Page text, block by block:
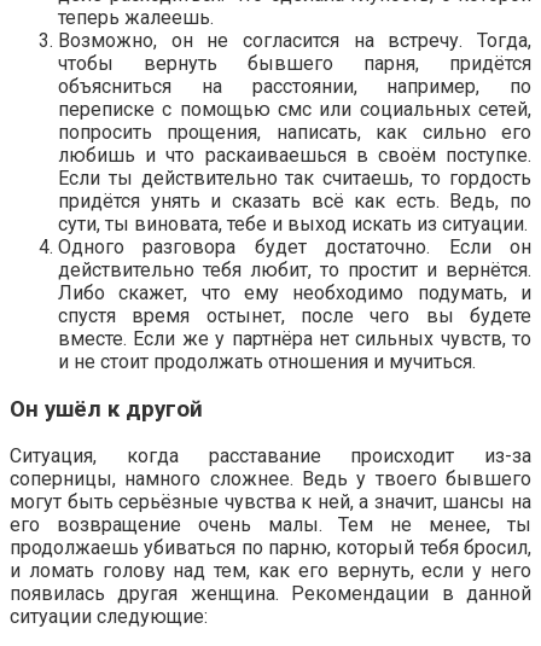
теперь жалеешь.
Возможно, он не согласится на встречу. Тогда,
чтобы вернуть бывшего парня, придётся
объясниться на расстоянии, например, по
переписке с помощью смс или социальных сетей,
попросить прощения, написать, как сильно его
любишь и что раскаиваешься в своём поступке.
Если ты действительно так считаешь, то гордость
придётся унять и сказать всё как есть. Ведь, по
сути, ты виновата, тебе и выход искать из ситуации.
Одного разговора будет достаточно. Если он
действительно тебя любит, то простит и вернётся.
Либо скажет, что ему необходимо подумать, и
спустя время остынет, после чего вы будете
вместе. Если же у партнёра нет сильных чувств, то
и не стоит продолжать отношения и мучиться.
Он ушёл к другой
Ситуация, когда расставание происходит из-за
соперницы, намного сложнее. Ведь у твоего бывшего
могут быть серьёзные чувства к ней, а значит, шансы на
его возвращение очень малы. Тем не менее, ты
продолжаешь убиваться по парню, который тебя бросил,
и ломать голову над тем, как его вернуть, если у него
появилась другая женщина. Рекомендации в данной
ситуации следующие: